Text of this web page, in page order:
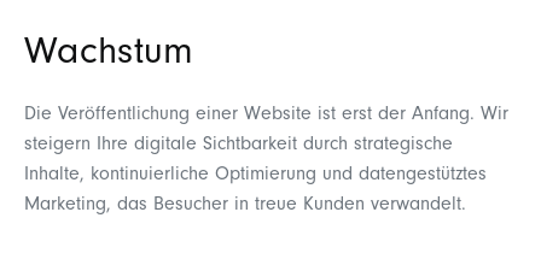
Wachstum
Die Veröffentlichung einer Website ist erst der Anfang. Wir
steigern Ihre digitale Sichtbarkeit durch strategische
Inhalte, kontinuierliche Optimierung und datengestütztes
Marketing, das Besucher in treue Kunden verwandelt.